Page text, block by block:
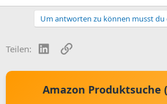
Um antworten zu können musst du
Teilen: LinkedInLink
Amazon Produktsuche